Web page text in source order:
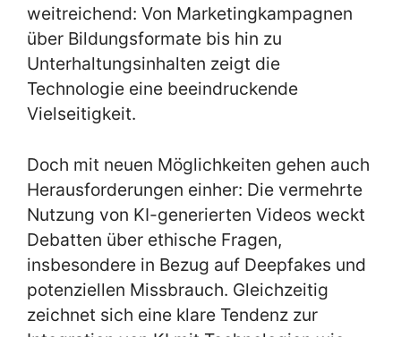
weitreichend: Von Marketingkampagnen
über Bildungsformate bis hin zu
Unterhaltungsinhalten zeigt die
Technologie eine beeindruckende
Vielseitigkeit.
Doch mit neuen Möglichkeiten gehen auch
Herausforderungen einher: Die vermehrte
Nutzung von KI-generierten Videos weckt
Debatten über ethische Fragen,
insbesondere in Bezug auf Deepfakes und
potenziellen Missbrauch. Gleichzeitig
zeichnet sich eine klare Tendenz zur